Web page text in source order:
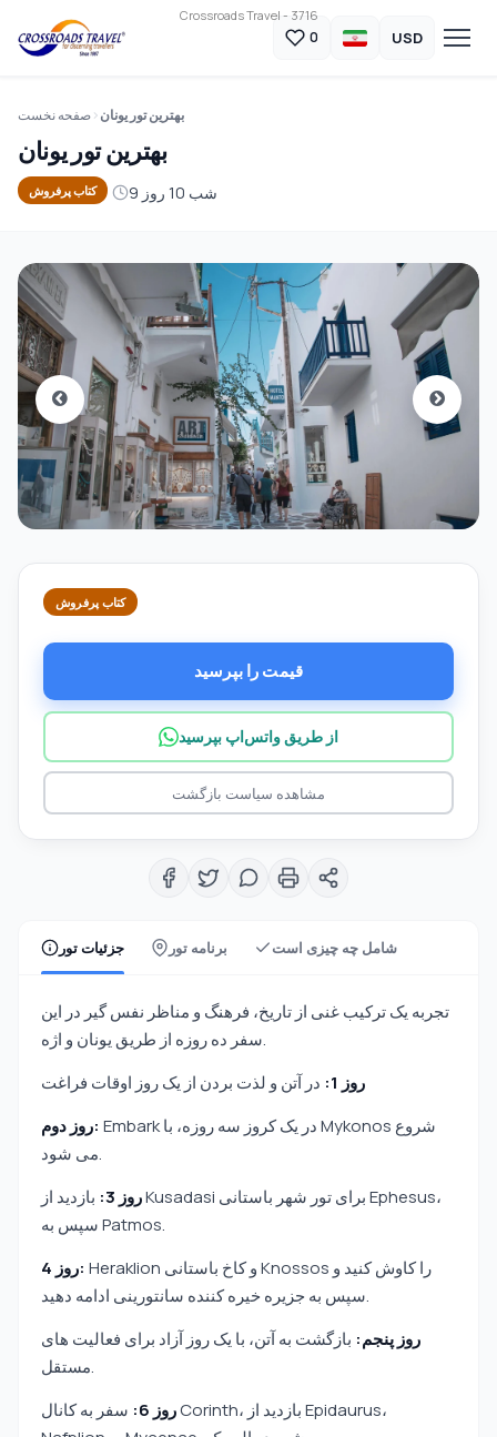
Crossroads Travel - 3716
0 USD
صفحه نخست بهترین تور یونان
بهترین تور یونان
کتاب پرفروش 9 شب 10 روز
جزئیات تور برنامه تور شامل چه چیزی است
تجربه یک ترکیب غنی از تاریخ، فرهنگ و مناظر نفس گیر در این
سفر ده روزه از طریق یونان و اژه.
روز 1:
در آتن و لذت بردن از یک روز اوقات فراغت
روز دوم: Embark در یک کروز سه روزه، با Mykonos شروع
می شود.
روز 3:
بازدید از Kusadasi برای تور شهر باستانی Ephesus،
سپس به Patmos.
روز 4: Heraklion و کاخ باستانی Knossos را کاوش کنید و
سپس به جزیره خیره کننده سانتورینی ادامه دهید.
روز پنجم: بازگشت به آتن، با یک روز آزاد برای فعالیت های
مستقل.
روز 6:
سفر به کانال Corinth، بازدید از Epidaurus،
کتاب پرفروش
قیمت را بپرسید
از طریق واتس‌اپ بپرسید
مشاهده سیاست بازگشت